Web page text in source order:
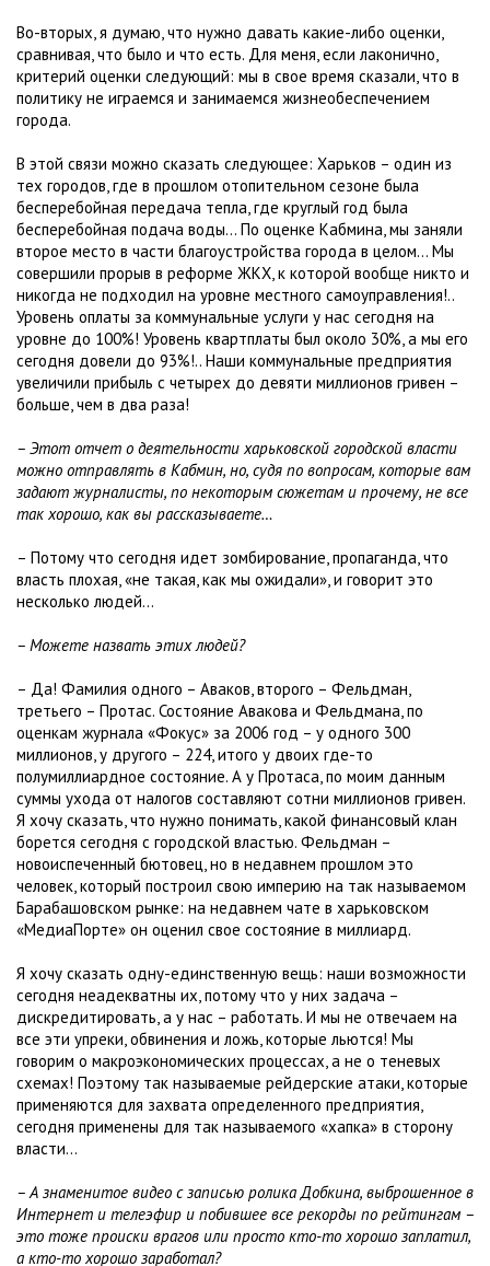
Во-вторых, я думаю, что нужно давать какие-либо оценки,
сравнивая, что было и что есть. Для меня, если лаконично,
критерий оценки следующий: мы в свое время сказали, что в
политику не играемся и занимаемся жизнеобеспечением
города.
В этой связи можно сказать следующее: Харьков – один из
тех городов, где в прошлом отопительном сезоне была
бесперебойная передача тепла, где круглый год была
бесперебойная подача воды… По оценке Кабмина, мы заняли
второе место в части благоустройства города в целом… Мы
совершили прорыв в реформе ЖКХ, к которой вообще никто и
никогда не подходил на уровне местного самоуправления!..
Уровень оплаты за коммунальные услуги у нас сегодня на
уровне до 100%! Уровень квартплаты был около 30%, а мы его
сегодня довели до 93%!.. Наши коммунальные предприятия
увеличили прибыль с четырех до девяти миллионов гривен –
больше, чем в два раза!
– Этот отчет о деятельности харьковской городской власти
можно отправлять в Кабмин, но, судя по вопросам, которые вам
задают журналисты, по некоторым сюжетам и прочему, не все
так хорошо, как вы рассказываете…
– Потому что сегодня идет зомбирование, пропаганда, что
власть плохая, «не такая, как мы ожидали», и говорит это
несколько людей…
– Можете назвать этих людей?
– Да! Фамилия одного – Аваков, второго – Фельдман,
третьего – Протас. Состояние Авакова и Фельдмана, по
оценкам журнала «Фокус» за 2006 год – у одного 300
миллионов, у другого – 224, итого у двоих где-то
полумиллиардное состояние. А у Протаса, по моим данным
суммы ухода от налогов составляют сотни миллионов гривен.
Я хочу сказать, что нужно понимать, какой финансовый клан
борется сегодня с городской властью. Фельдман –
новоиспеченный бютовец, но в недавнем прошлом это
человек, который построил свою империю на так называемом
Барабашовском рынке: на недавнем чате в харьковском
«МедиаПорте» он оценил свое состояние в миллиард.
Я хочу сказать одну-единственную вещь: наши возможности
сегодня неадекватны их, потому что у них задача –
дискредитировать, а у нас – работать. И мы не отвечаем на
все эти упреки, обвинения и ложь, которые льются! Мы
говорим о макроэкономических процессах, а не о теневых
схемах! Поэтому так называемые рейдерские атаки, которые
применяются для захвата определенного предприятия,
сегодня применены для так называемого «хапка» в сторону
власти…
– А знаменитое видео с записью ролика Добкина, выброшенное в
Интернет и телеэфир и побившее все рекорды по рейтингам –
это тоже происки врагов или просто кто-то хорошо заплатил,
а кто-то хорошо заработал?